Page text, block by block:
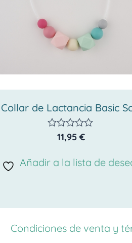
Collar de Lactancia Basic
Valorado
de
11,95 €
Añadir a la lista de
Condiciones de venta y